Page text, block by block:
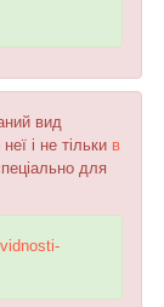
вид
і не тільки в
для